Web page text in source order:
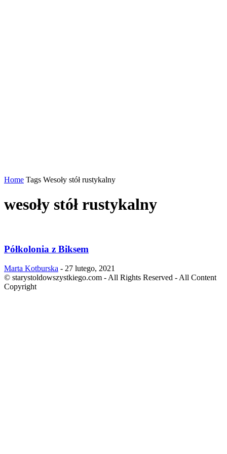
Home Tags Wesoły stół rustykalny
wesoły stół rustykalny
Półkolonia z Biksem
Marta Kotburska - 27 lutego, 2021
© starystoldowszystkiego.com - All Rights Reserved - All Content
Copyright